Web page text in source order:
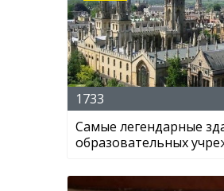
1733
Самые легендарные
образовательных